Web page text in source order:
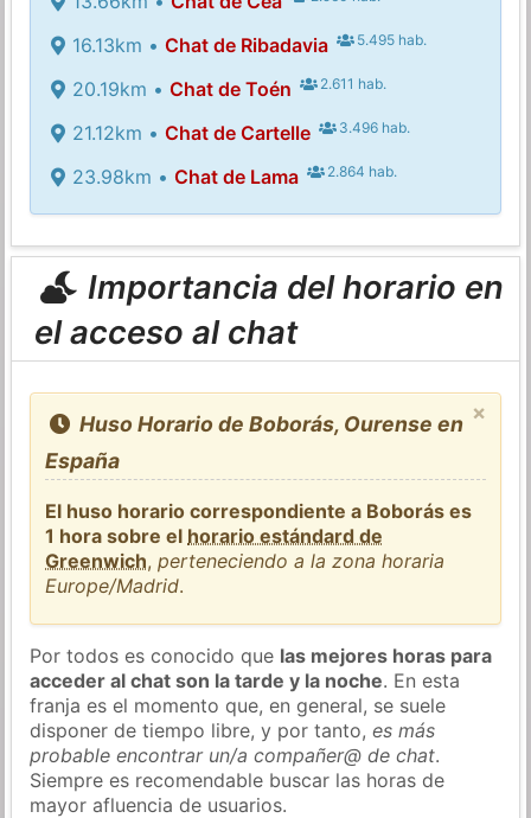
16.13km • Chat de Ribadavia 5.495 hab.
20.19km • Chat de Toén 2.611 hab.
21.12km • Chat de Cartelle 3.496 hab.
23.98km • Chat de Lama 2.864 hab.
Importancia del horario en
el acceso al chat
×
Huso Horario de Boborás, Ourense en
España
El huso horario correspondiente a Boborás es
1 hora sobre el horario estándard de
Greenwich,perteneciendo a la zona horaria
Europe/Madrid.
Por todos es conocido que las mejores horas para
acceder al chat son la tarde y la noche. En esta
franja es el momento que, en general, se suele
disponer de tiempo libre, y por tanto,es más
probable encontrar un/a compañer@ de chat.
Siempre es recomendable buscar las horas de
mayor afluencia de usuarios.